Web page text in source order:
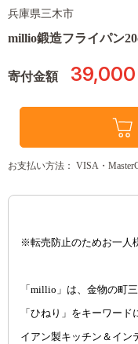
兵庫県三木市
millio鍛造フライパン
寄付金額 39,000
お支払い方法： VISA・
※転売防止のためお一人
「millio」は、金物の町
「ひねり」をキーワー
イアン製キッチン＆イン